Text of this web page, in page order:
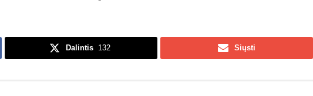
Dalintis 132 Siųsti